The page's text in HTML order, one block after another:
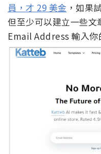
員，才 29 美金 ，如果
但至少可以建立一些
Email Address 輸入你